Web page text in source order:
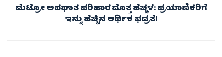
ಮೆಟ್ರೋ ಅಪಘಾತ ಪರಿಹಾರ ಮೊತ್ತ ಹೆಚ್ಚಳ: ಪ್ರಯಾಣಿಕರಿಗೆ
ಇನ್ನು ಹೆಚ್ಚಿನ ಆರ್ಥಿಕ ಭದ್ರತೆ!